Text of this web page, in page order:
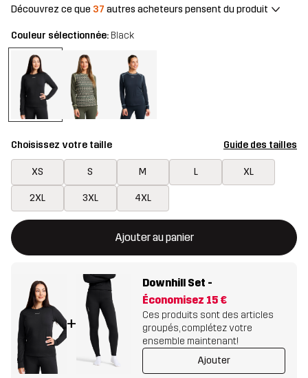
Découvrez ce que 37 autres acheteurs pensent du produit
Couleur sélectionnée: Black
Choisissez votre taille Guide des tailles
XS S M L XL
2XL 3XL 4XL
Ajouter au panier
Ce bouton ouvrira une fenêtre modale confirmant un nouvel
{{taille}} non disponible
+
Downhill Set -
Économisez 15 €
Ces produits sont des articles
groupés, complétez votre
ensemble maintenant!
Ajouter